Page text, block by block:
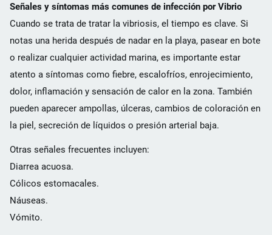
Señales y síntomas más comunes de infección por Vibrio
Cuando se trata de tratar la vibriosis, el tiempo es clave. Si
notas una herida después de nadar en la playa, pasear en bote
o realizar cualquier actividad marina, es importante estar
atento a síntomas como fiebre, escalofríos, enrojecimiento,
dolor, inflamación y sensación de calor en la zona. También
pueden aparecer ampollas, úlceras, cambios de coloración en
la piel, secreción de líquidos o presión arterial baja.
Otras señales frecuentes incluyen:
Diarrea acuosa.
Cólicos estomacales.
Náuseas.
Vómito.